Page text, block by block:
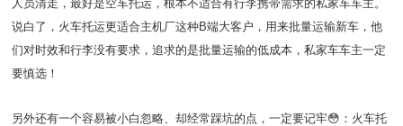
人员清走，最好是空车托运，根本不适合有行李携带需求的私家车车主。
说白了，火车托运更适合主机厂这种B端大客户，用来批量运输新车，他
们对时效和行李没有要求，追求的是批量运输的低成本，私家车车主一定
要慎选！
另外还有一个容易被小白忽略、却经常踩坑的点，一定要记牢😳：火车托